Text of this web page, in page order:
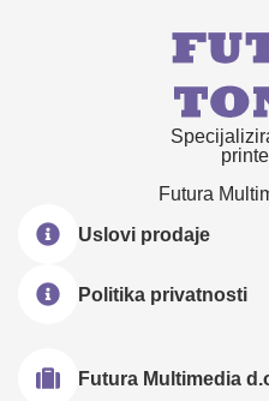
Futura
Uslovi prodaje
Politika privatnosti
Futura Multimedia